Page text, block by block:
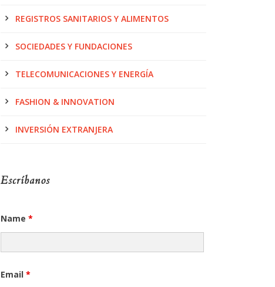
REGISTROS SANITARIOS Y ALIMENTOS
SOCIEDADES Y FUNDACIONES
TELECOMUNICACIONES Y ENERGÍA
FASHION & INNOVATION
INVERSIÓN EXTRANJERA
Escríbanos
Name *
Email *